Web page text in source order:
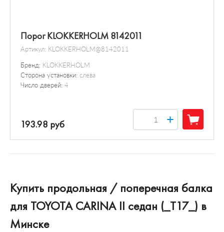
Порог KLOKKERHOLM 8142011
Артикул: KLOKKERHOLM@8142011
Бренд: KLOKKERHOLM
Сторона установки: слева
Число дверей: 4
193.98 руб +
Купить продольная / поперечная балка
для TOYOTA CARINA II седан (_T17_) в
Минске